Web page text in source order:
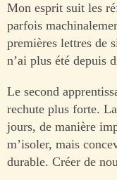
Mon esprit suit les
parfois
premières lettres de
n’ai plus été depuis
Le second
rechute plus forte.
jours, de manière
m’isoler, mais
durable. Créer de